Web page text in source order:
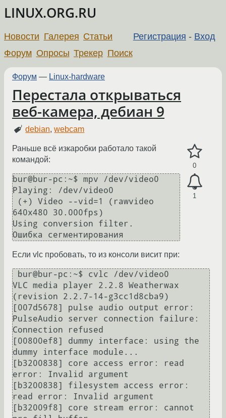
LINUX.ORG.RU
Регистрация - Вход
Новости Галерея Статьи
Форум Опросы Трекер Поиск
Форум — Linux-hardware
Перестала открываться
веб-камера, дебиан 9
debian,webcam
0
1
Раньше всё изкаробки работало такой
командой:
bur@bur-pc:~$ mpv /dev/video0
Playing: /dev/video0
640x480 30.000fps)
Using conversion filter.
Если vlc пробовать, то из консоли висит при:
VLC media player 2.2.8 Weatherwax
(revision 2.2.7-14-g3cc1d8cba9)
[007d5678] pulse audio output error:
PulseAudio server connection failure:
Connection refused
[00800ef8] dummy interface: using the
dummy interface module...
[b3200838] core access error: read
error: Invalid argument
[b3200838] filesystem access error:
read error: Invalid argument
[b32009f8] core stream error: cannot